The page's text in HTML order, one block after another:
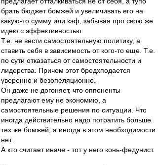
брать бюджет бомжей и увеличивать его на
какую-то сумму или кэф, забывая про свою же
идею с эффективностью.
Т.е. не вести самостоятельную политику, а
ставить себя в зависимость от кого-то еще. Т.е.
по сути отказаться от самостоятельности и
лидерства. Причем этот бредхподается
уверенно и безопеляционно.
Он даже не догоняет, что оппоненты
предлагают ему не экономию, а
самостоятельные решения по ситуации. Что
иногда действительно надо потратить больше
тех же бомжей, а иногда в этом необходимости
нет.
А кто считает иначе - тот у него конь-федунист.